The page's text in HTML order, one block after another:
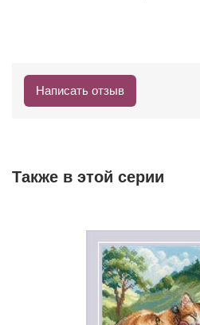
Написать отзыв
Также в этой серии